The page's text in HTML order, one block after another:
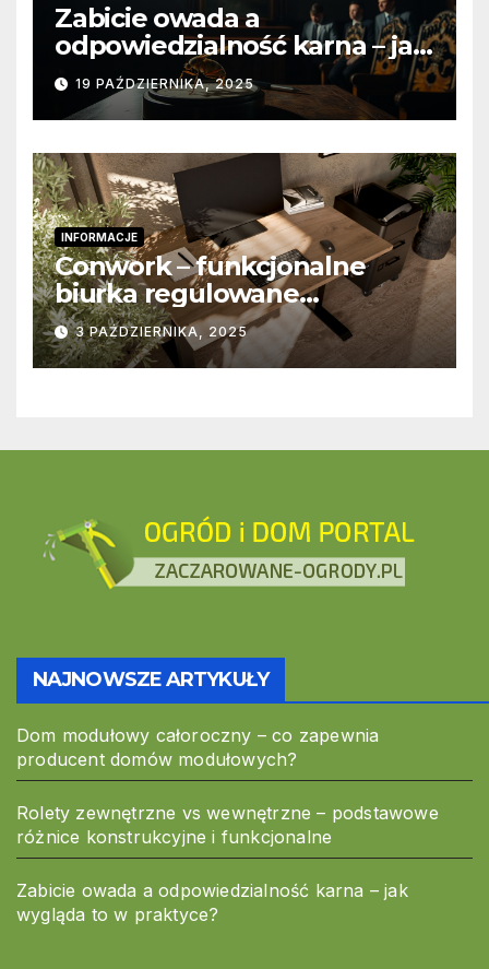
Zabicie owada a
odpowiedzialność karna – jak
wygląda to w praktyce?
19 PAŹDZIERNIKA, 2025
INFORMACJE
Conwork – funkcjonalne
biurka regulowane
stworzone z myślą o
nowoczesnych
przestrzeniach pracy
3 PAŹDZIERNIKA, 2025
NAJNOWSZE ARTYKUŁY
Dom modułowy całoroczny – co zapewnia
producent domów modułowych?
Rolety zewnętrzne vs wewnętrzne – podstawowe
różnice konstrukcyjne i funkcjonalne
Zabicie owada a odpowiedzialność karna – jak
wygląda to w praktyce?